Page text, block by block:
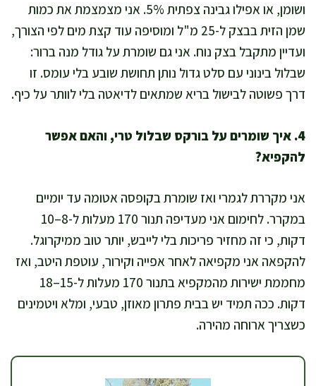
ושומן, או אפילו גבינה צפתית 5%. אני מצמצמת את כמות
שמן הזית בבצק ל-25 מ"ל ומוסיפה עוד קצת מים לפי הצורך,
ועדיין מתקבל בצק נוח. אני גם שומרת על גודל מנה ברור:
שבלול בינוני עם סלט גדול נותן תחושת שובע בלי עומס. זו
דרך פשוטה לבישול בריא שמתאים לדיאטה בלי לוותר על כיף.
4. איך שומרים על בורקס שבלול טרי, והאם אפשר
להקפיא?
אני מקררת לגמרי ואז שומרת בקופסה אטומה עד יומיים
במקרר. לחימום אני מעדיפה תנור 170 מעלות ל-8–10
דקות, כי זה מחזיר פריכות בלי לייבש, יותר טוב ממיקרוגל.
להקפאה אני מקפיאה לאחר אפייה וקירור, עוטפת היטב, ואז
מחממת ישירות מהמקפיא בתנור 170 מעלות ל-15–18
דקות. ככה תמיד יש בבית פתרון מאוזן, טבעי, ומלא ויטמינים
כשצריך ארוחה מהירה.